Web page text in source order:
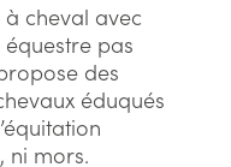
cheval avec
pas
des
éduqués
ni mors.